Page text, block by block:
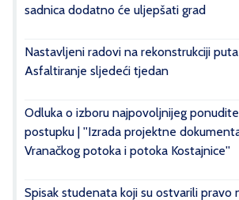
sadnica dodatno će uljepšati grad
Nastavljeni radovi na rekonstrukciji
Asfaltiranje sljedeći tjedan
Odluka o izboru najpovoljnijeg
postupku | ''Izrada projektne
Vranačkog potoka i potoka Kostajnice''
Spisak studenata koji su ostvarili pravo